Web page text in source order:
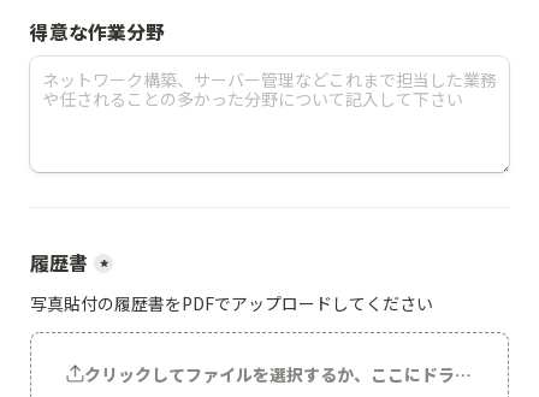
得意な作業分野
履歴書 *
写真貼付の履歴書をPDFでアップロードしてください
クリックしてファイルを選択するか、ここにドラッグして